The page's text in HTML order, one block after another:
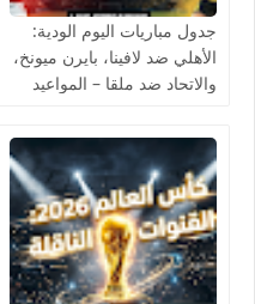
جدول مباريات اليوم الودية:
الأهلي ضد لافينا، بايرن ميونخ،
والاتحاد ضد ملقا – المواعيد